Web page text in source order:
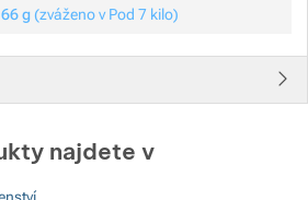
g (zváženo v Pod 7 kilo)
najdete v